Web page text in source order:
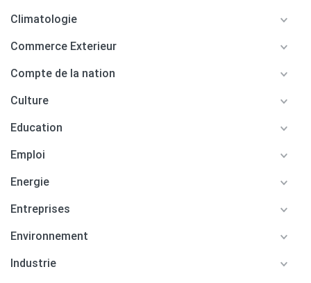
Climatologie
Commerce Exterieur
Compte de la nation
Culture
Education
Emploi
Energie
Entreprises
Environnement
Industrie